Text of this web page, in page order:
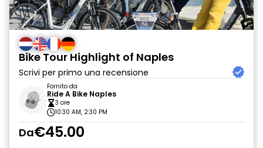
Bike Tour Highlight of Naples
Scrivi per primo una recensione
Fornito da
Ride A Bike Naples
3 ore
10:30 AM, 2:30 PM
Da€45.00